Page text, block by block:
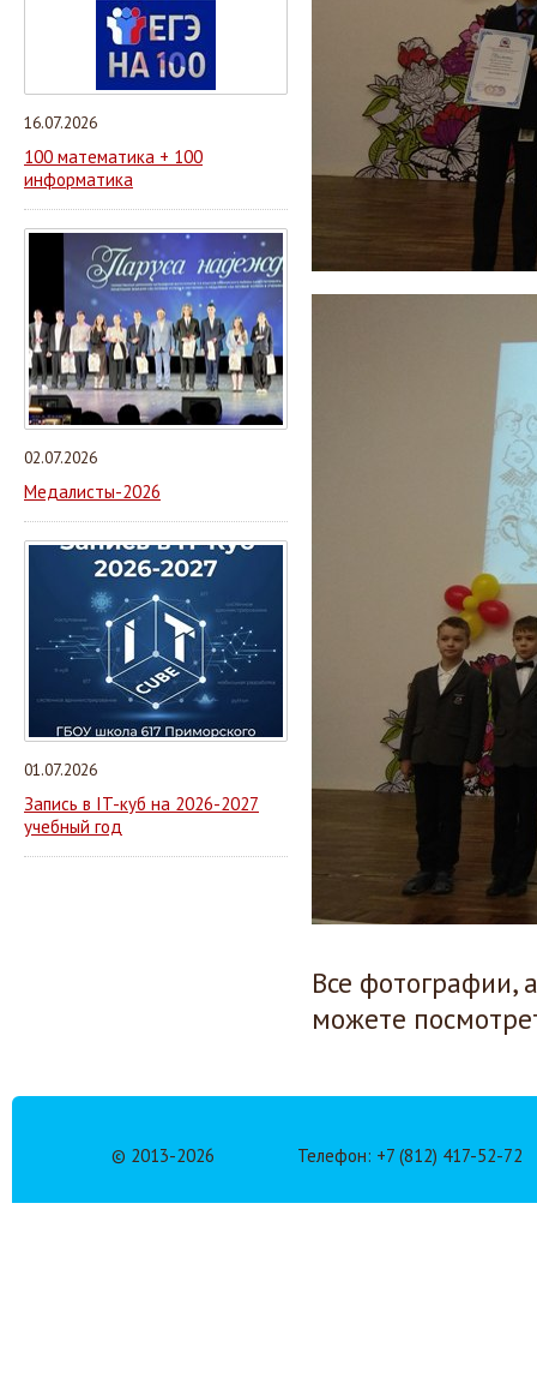
16.07.2026
100 математика + 100
информатика
02.07.2026
Медалисты-2026
01.07.2026
Запись в IT-куб на 2026-2027
учебный год
Все фотографии,
можете
© 2013-2026 Телефон: +7 (812) 417-52-72